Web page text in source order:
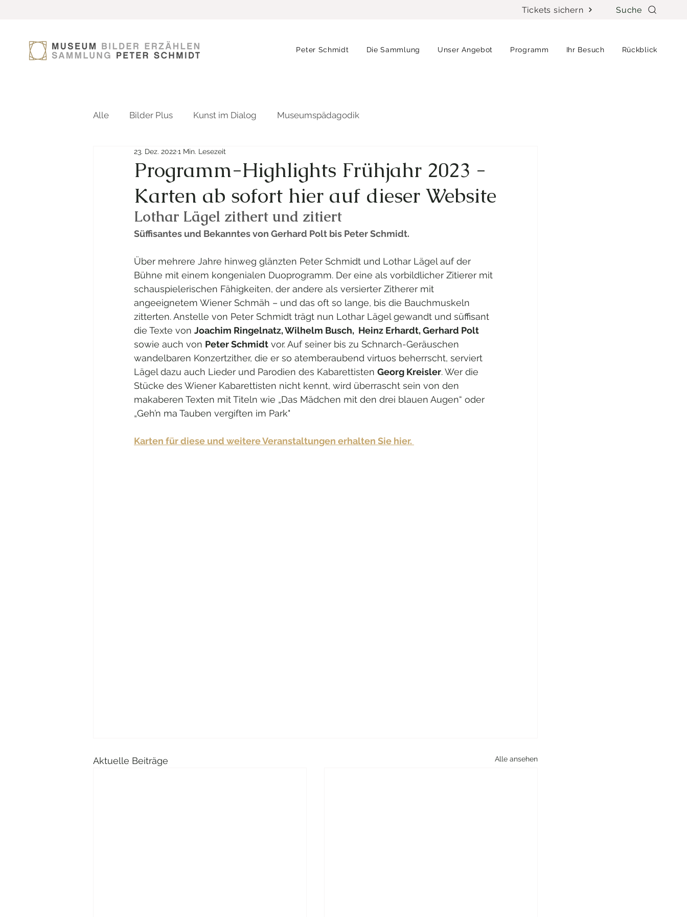
Tickets sichern Suche
Peter Schmidt Die Sammlung Unser Angebot Programm Ihr Besuch Rückblick
Alle Bilder Plus Kunst im Dialog Museumspädagodik
Programm-Highlights Frühjahr 2023 -
Karten ab sofort hier auf dieser Website
23. Dez. 20221 Min. Lesezeit
Lothar Lägel zithert und zitiert
Süffisantes und Bekanntes von Gerhard Polt bis Peter Schmidt.
Über mehrere Jahre hinweg glänzten Peter Schmidt und Lothar Lägel auf der
Bühne mit einem kongenialen Duoprogramm. Der eine als vorbildlicher Zitierer mit
schauspielerischen Fähigkeiten, der andere als versierter Zitherer mit
angeeignetem Wiener Schmäh – und das oft so lange, bis die Bauchmuskeln
zitterten. Anstelle von Peter Schmidt trägt nun Lothar Lägel gewandt und süffisant
die Texte von Joachim Ringelnatz, Wilhelm Busch,  Heinz Erhardt, Gerhard Polt
sowie auch von Peter Schmidt vor. Auf seiner bis zu Schnarch-Geräuschen
wandelbaren Konzertzither, die er so atemberaubend virtuos beherrscht, serviert
Lägel dazu auch Lieder und Parodien des Kabarettisten Georg Kreisler. Wer die
Stücke des Wiener Kabarettisten nicht kennt, wird überrascht sein von den
makaberen Texten mit Titeln wie „Das Mädchen mit den drei blauen Augen“ oder
„Geh’n ma Tauben vergiften im Park"
Karten für diese und weitere Veranstaltungen erhalten Sie hier.
Aktuelle Beiträge Alle ansehen